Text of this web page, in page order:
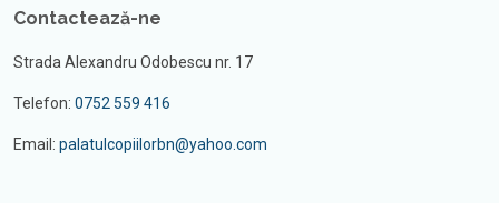
Contactează-ne
Strada Alexandru Odobescu nr. 17
Telefon: 0752 559 416
Email: palatulcopiilorbn@yahoo.com